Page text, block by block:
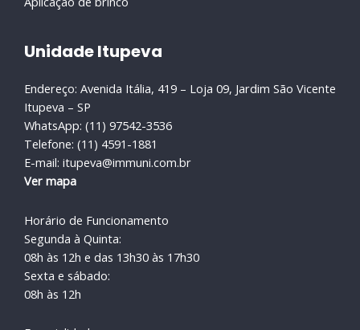
Unidade Itupeva
Endereço: Avenida Itália, 419 – Loja 09, Jardim São Vicente
Itupeva – SP
WhatsApp: (11) 97542-3536
Telefone: (11) 4591-1881
E-mail: itupeva@immuni.com.br
Ver mapa
Horário de Funcionamento
Segunda à Quinta:
08h às 12h e das 13h30 às 17h30
Sexta e sábado:
08h às 12h